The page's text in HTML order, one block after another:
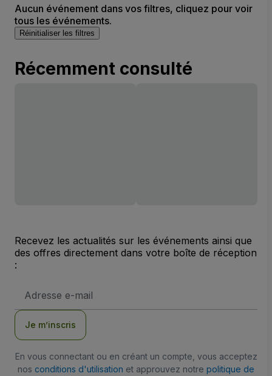
Aucun événement dans vos filtres, cliquez pour voir
tous les événements.
Réinitialiser les filtres
Récemment consulté
Recevez les actualités sur les événements ainsi que
des offres directement dans votre boîte de réception
:
e-
Je m’inscris
En vous connectant ou en créant un compte, vous acceptez
nos conditions d'utilisation et approuvez notre politique de